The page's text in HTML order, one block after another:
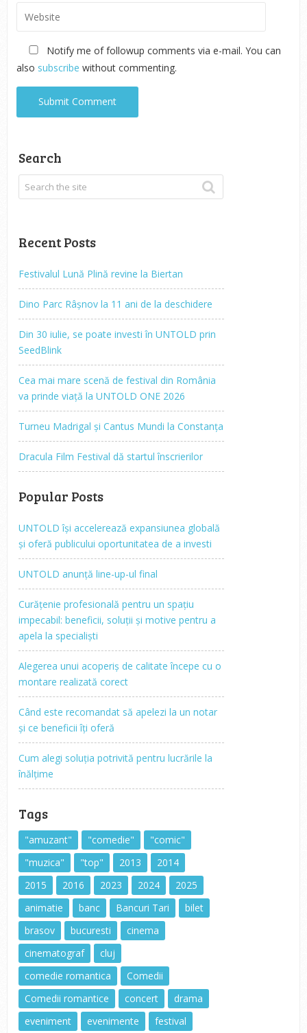
Notify me of followup comments via e-mail. You can
also subscribe without commenting.
Search
Recent Posts
Festivalul Lună Plină revine la Biertan
Dino Parc Râșnov la 11 ani de la deschidere
Din 30 iulie, se poate investi în UNTOLD prin
SeedBlink
Cea mai mare scenă de festival din România
va prinde viață la UNTOLD ONE 2026
Turneu Madrigal și Cantus Mundi la Constanța
Dracula Film Festival dă startul înscrierilor
Popular Posts
UNTOLD își accelerează expansiunea globală
și oferă publicului oportunitatea de a investi
UNTOLD anunță line-up-ul final
Curățenie profesională pentru un spațiu
impecabil: beneficii, soluții și motive pentru a
apela la specialiști
Alegerea unui acoperiș de calitate începe cu o
montare realizată corect
Când este recomandat să apelezi la un notar
și ce beneficii îți oferă
Cum alegi soluția potrivită pentru lucrările la
înălțime
Tags
"amuzant" "comedie"
"comic"
"muzica"
"top" 2013
2014
2015
2016 2023 2024
2025
animatie
banc Bancuri Tari
bilet
brasov
bucuresti
cinema
cinematograf
cluj
comedie romantica
Comedii
Comedii romantice
concert
drama
eveniment
evenimente festival